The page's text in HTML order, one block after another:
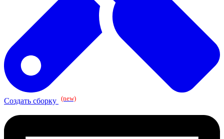
Создать сборку (new)